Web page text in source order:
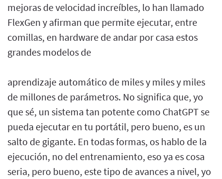
mejoras de velocidad increíbles, lo han llamado
FlexGen y afirman que permite ejecutar, entre
comillas, en hardware de andar por casa estos
grandes modelos de
aprendizaje automático de miles y miles y miles
de millones de parámetros. No significa que, yo
que sé, un sistema tan potente como ChatGPT se
pueda ejecutar en tu portátil, pero bueno, es un
salto de gigante. En todas formas, os hablo de la
ejecución, no del entrenamiento, eso ya es cosa
seria, pero bueno, este tipo de avances a nivel, yo